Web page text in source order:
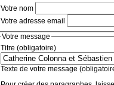
Votre nom
Votre adresse email
Votre message
Titre (obligatoire)
Texte de votre message